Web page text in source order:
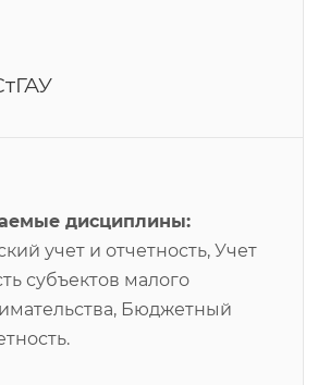
дисциплины:
учет и отчетность, Учет
субъектов малого
Бюджетный